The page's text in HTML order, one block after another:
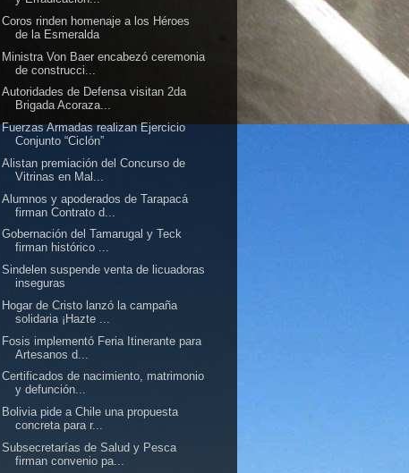
Coros rinden homenaje a los Héroes
de la Esmeralda
Ministra Von Baer encabezó ceremonia
de construcci...
Autoridades de Defensa visitan 2da
Brigada Acoraza...
Fuerzas Armadas realizan Ejercicio
Conjunto “Ciclón”
Alistan premiación del Concurso de
Vitrinas en Mal...
Alumnos y apoderados de Tarapacá
firman Contrato d...
Gobernación del Tamarugal y Teck
firman histórico ...
Sindelen suspende venta de licuadoras
inseguras
Hogar de Cristo lanzó la campaña
solidaria ¡Hazte ...
Fosis implementó Feria Itinerante para
Artesanos d...
Certificados de nacimiento, matrimonio
y defunción...
Bolivia pide a Chile una propuesta
concreta para r...
Subsecretarías de Salud y Pesca
firman convenio pa...